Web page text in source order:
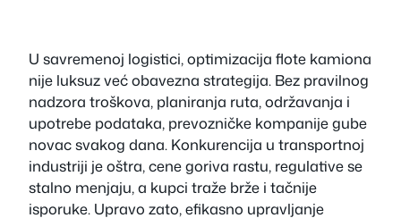
U savremenoj logistici, optimizacija flote kamiona
nije luksuz već obavezna strategija. Bez pravilnog
nadzora troškova, planiranja ruta, održavanja i
upotrebe podataka, prevozničke kompanije gube
novac svakog dana. Konkurencija u transportnoj
industriji je oštra, cene goriva rastu, regulative se
stalno menjaju, a kupci traže brže i tačnije
isporuke. Upravo zato, efikasno upravljanje